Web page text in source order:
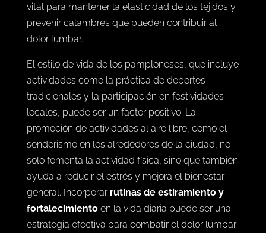
vital para mantener la elasticidad de los tejidos y
prevenir calambres que pueden contribuir al
dolor lumbar.
El estilo de vida de los pamploneses, que incluye
actividades como la práctica de deportes
tradicionales y la participación en festividades
locales, puede ser un factor positivo. La
promoción de actividades al aire libre, como el
senderismo en los alrededores de la ciudad, no
solo fomenta la actividad física, sino que también
ayuda a reducir el estrés y mejora el bienestar
general. Incorporar rutinas de estiramiento y
fortalecimientoen la vida diaria puede ser una
estrategia efectiva para combatir el dolor lumbar